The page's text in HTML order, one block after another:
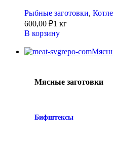
Рыбные заготовки,
600,00 ₽1 кг
В корзину
Мясные заготовки
Бифштексы